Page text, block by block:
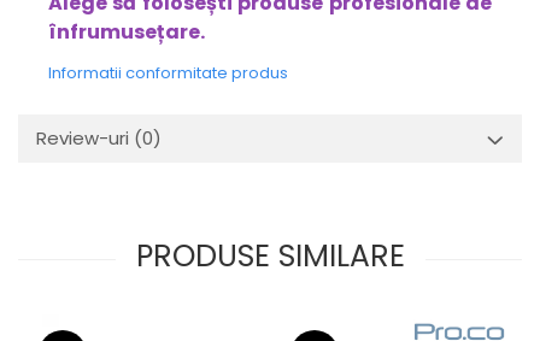
înfrumusețare.
Informatii conformitate produs
Review-uri (0)
PRODUSE SIMILARE